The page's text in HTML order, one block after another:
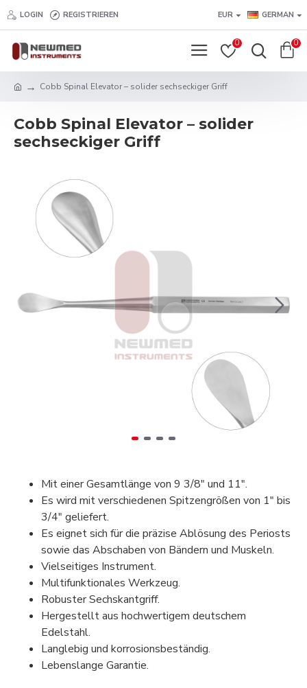
LOGIN REGISTRIEREN EUR GERMAN
0 0
Cobb Spinal Elevator – solider sechseckiger Griff
Cobb Spinal Elevator – solider
sechseckiger Griff
Mit einer Gesamtlänge von 9 3/8" und 11".
Es wird mit verschiedenen Spitzengrößen von 1" bis
3/4" geliefert.
Es eignet sich für die präzise Ablösung des Periosts
sowie das Abschaben von Bändern und Muskeln.
Vielseitiges Instrument.
Multifunktionales Werkzeug.
Robuster Sechskantgriff.
Hergestellt aus hochwertigem deutschem
Edelstahl.
Langlebig und korrosionsbeständig.
Lebenslange Garantie.